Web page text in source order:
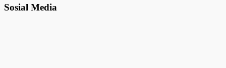
Sosial Media